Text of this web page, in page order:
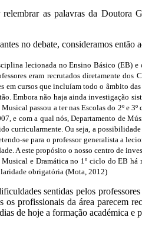
as palavras da
no debate, consideramos
lecionada no Ensino Básico (EB)
eram recrutados diretamente
em cursos que incluíam todo o âmbito
Embora não haja ainda investigação
passou a ter nas Escolas do 2º
e com a qual nós, Departamento de
curricularmente. Ou seja, a
se para o professor generalista a
A este propósito o nosso centro de
e Dramática no 1º ciclo do EB
obrigatória (Mota, 2012)
sentidas pelos
profissionais da área parecem
de hoje a formação académica e